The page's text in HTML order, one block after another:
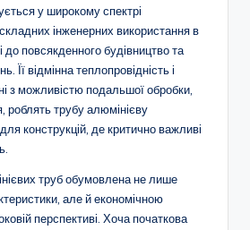
у широкому спектрі
інженерних використання в
до повсякденного будівництво та
Її відмінна теплопровідність і
з можливістю подальшої обробки,
роблять трубу алюмінієву
конструкцій, де критично важливі
труб обумовлена не лише
але й економічною
перспективі. Хоча початкова